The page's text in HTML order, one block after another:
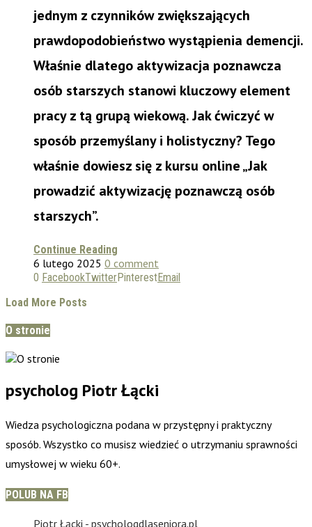
jednym z czynników zwiększających
prawdopodobieństwo wystąpienia demencji.
Właśnie dlatego aktywizacja poznawcza
osób starszych stanowi kluczowy element
pracy z tą grupą wiekową. Jak ćwiczyć w
sposób przemyślany i holistyczny? Tego
właśnie dowiesz się z kursu online „Jak
prowadzić aktywizację poznawczą osób
starszych”.
Continue Reading
6 lutego 2025 0 comment
0 FacebookTwitterPinterestEmail
Load More Posts
O stronie
psycholog Piotr Łącki
Wiedza psychologiczna podana w przystępny i praktyczny
sposób. Wszystko co musisz wiedzieć o utrzymaniu sprawności
umysłowej w wieku 60+.
POLUB NA FB
Piotr Łącki - psychologdlaseniora.pl